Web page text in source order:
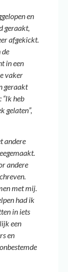
en
geraakt,
afgekickt.
de
in een
vaker
geraakt
“Ik heb
gelaten”,
andere
andere
met mij.
had ik
in iets
een
en